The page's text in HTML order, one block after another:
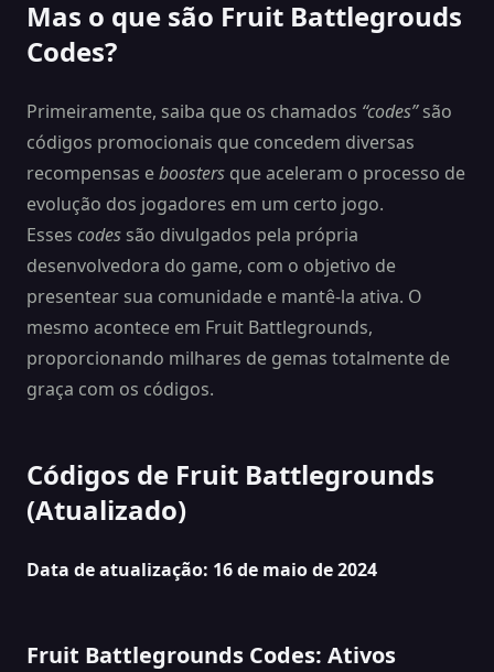
Mas o que são Fruit Battlegrouds
Codes?
Primeiramente, saiba que os chamados “codes”são
códigos promocionais que concedem diversas
recompensas eboosters que aceleram o processo de
evolução dos jogadores em um certo jogo.
Esses codes são divulgados pela própria
desenvolvedora do game, com o objetivo de
presentear sua comunidade e mantê-la ativa. O
mesmo acontece em Fruit Battlegrounds,
proporcionando milhares de gemas totalmente de
graça com os códigos.
Códigos de Fruit Battlegrounds
(Atualizado)
Data de atualização: 16 de maio de 2024
Fruit Battlegrounds Codes: Ativos